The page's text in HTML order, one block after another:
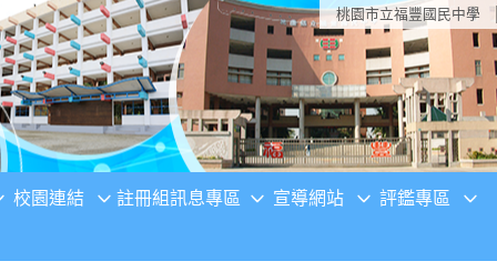
桃園市立福豐國民中學
校園連結 註冊組訊息專區 宣導網站 評鑑專區